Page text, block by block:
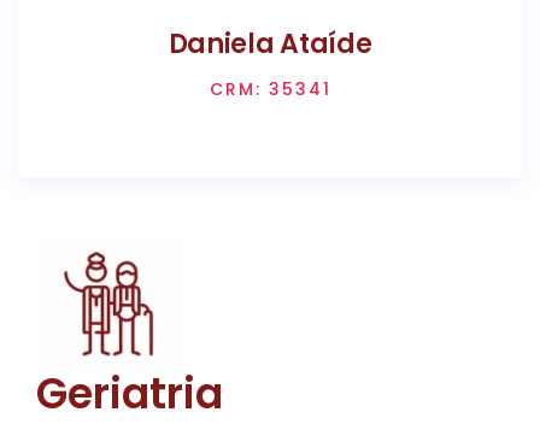
Daniela Ataíde
CRM: 35341
Geriatria